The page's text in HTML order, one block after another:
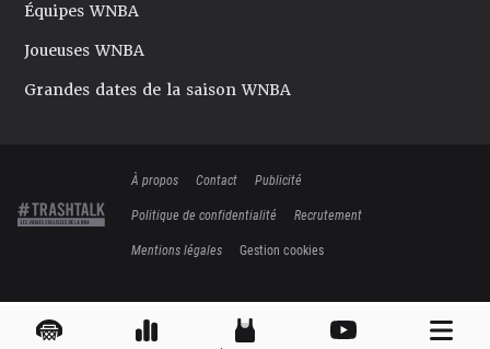
Équipes WNBA
Joueuses WNBA
Grandes dates de la saison WNBA
À propos Contact
Publicité
Politique de confidentialité
Recrutement
Mentions légales
Gestion cookies